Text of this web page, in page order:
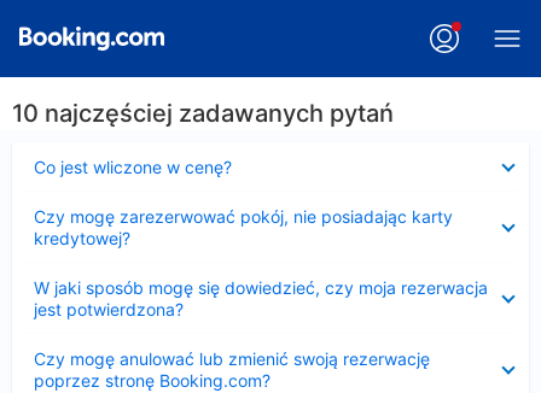
10 najczęściej zadawanych pytań
Co jest wliczone w cenę?
Czy mogę zarezerwować pokój, nie posiadając karty
kredytowej?
W jaki sposób mogę się dowiedzieć, czy moja rezerwacja
jest potwierdzona?
Czy mogę anulować lub zmienić swoją rezerwację
poprzez stronę Booking.com?